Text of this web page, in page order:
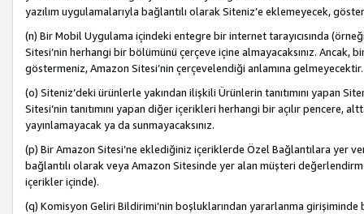
yazılım uygulamalarıyla bağlantılı olarak Siteniz’e eklemeyecek,
(n) Bir Mobil Uygulama içindeki entegre bir internet tarayıcısında
Sitesi’nin herhangi bir bölümünü çerçeve içine almayacaksınız. Ancak,
göstermeniz, Amazon Sitesi’nin çerçevelendiği anlamına gelmeyecektir.
(o) Siteniz’deki ürünlerle yakından ilişkili Ürünlerin tanıtımını yapan
Sitesi’nin tanıtımını yapan diğer içerikleri herhangi bir açılır pencere,
yayınlamayacak ya da sunmayacaksınız.
(p) Bir Amazon Sitesi’ne eklediğiniz içeriklerde Özel Bağlantılara yer
bağlantılı olarak veya Amazon Sitesinde yer alan müşteri
içerikler içinde).
(q) Komisyon Geliri Bildirimi’nin boşluklarından yararlanma